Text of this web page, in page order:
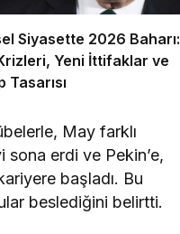
Siyasette 2026 Baharı:
Yeni İttifaklar ve
Tasarısı
May farklı
erdi ve Pekin’e,
başladı. Bu
beslediğini belirtti.